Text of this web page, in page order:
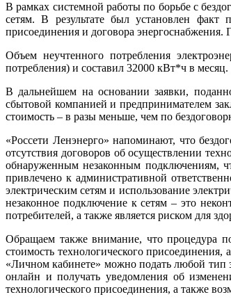
В рамках системной работы по борьбе с
сетям. В результате был установлен факт
присоединения и договора
Объем неучтенного потребления
потребления) и составил 32000 кВт*ч в
В дальнейшем на основании заявки,
сбытовой компанией и предпринимателем
стоимость – в разы меньше, чем по
«Россети Ленэнерго» напоминают, что
отсутствия договоров об осуществлении
обнаруженным незаконным подключениям,
привлечено к административной
электрическим сетям и использование
незаконное подключение к сетям – это
потребителей, а также является риском для
Обращаем также внимание, что процедура
стоимость технологического
«Личном кабинете» можно подать любой тип
онлайн и получать уведомления об
технологического присоединения, а также